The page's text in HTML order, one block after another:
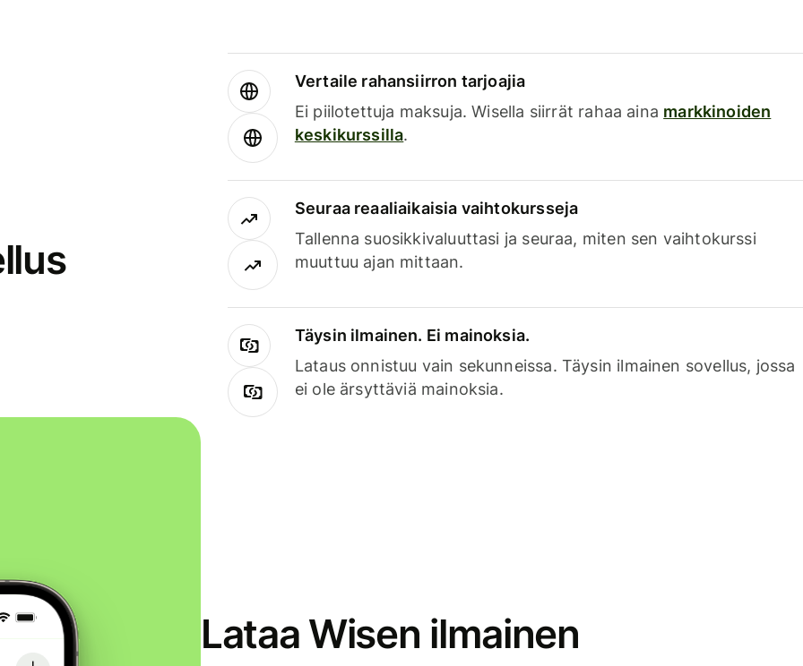
Vertaile rahansiirron tarjoajia
Ei piilotettuja maksuja. Wisella siirrät rahaa aina markkinoiden
keskikurssilla.
Seuraa reaaliaikaisia vaihtokursseja
Tallenna suosikkivaluuttasi ja seuraa, miten sen vaihtokurssi
muuttuu ajan mittaan.
Täysin ilmainen. Ei mainoksia.
Lataus onnistuu vain sekunneissa. Täysin ilmainen sovellus, jossa
ei ole ärsyttäviä mainoksia.
Lataa Wisen ilmainen